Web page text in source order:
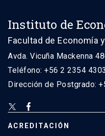
Instituto de
Facultad de Economía
Avda. Vicuña Mackenna
Teléfono: +56 2 2354 4303
Dirección de Postgrado:
ACREDITACIÓN